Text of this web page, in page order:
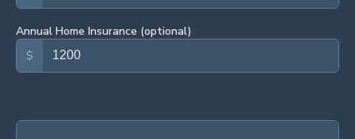
Annual Home Insurance (optional)
$